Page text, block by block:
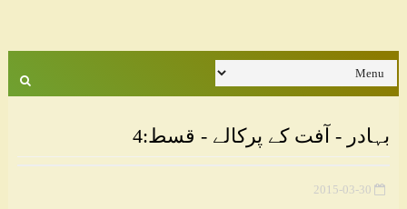
بہادر - آفت کے پرکالے - قسط:4
2015-03-30